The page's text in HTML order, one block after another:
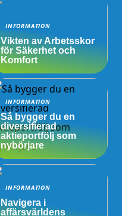
INFORMATION
Vikten av Arbetsskor
för Säkerhet och
Komfort
INFORMATION
Så bygger du en
diversifierad
aktieportfölj som
nybörjare
INFORMATION
Navigera i
affärsvärldens